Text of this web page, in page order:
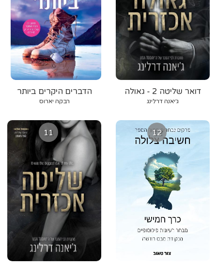
הדברים היקרים ביותר
רבקה יארוס
דואר שליטה 2 - גאולה
אכזרית
ג׳יאנה דרלינג
11 12